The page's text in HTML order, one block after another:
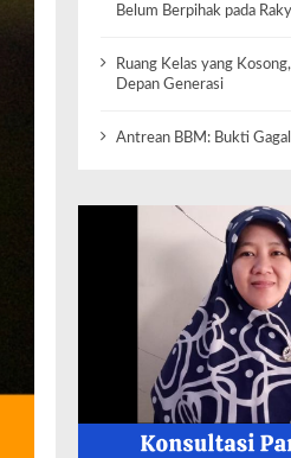
Belum Berpihak pada
Ruang Kelas yang
Depan Generasi
Antrean BBM: Bukti